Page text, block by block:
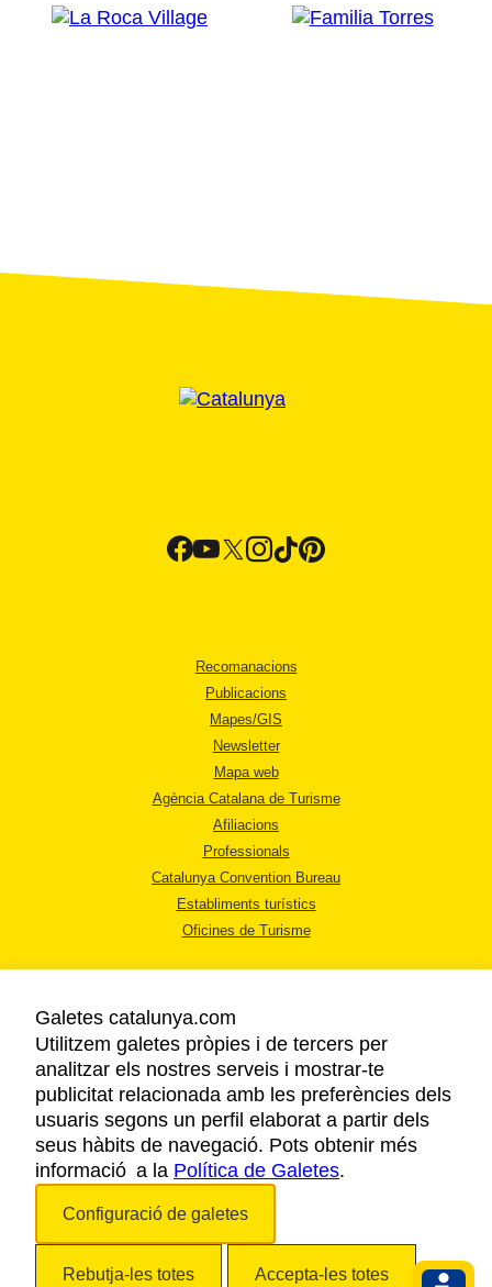
Recomanacions
Publicacions
Mapes/GIS
Newsletter
Mapa web
Agència Catalana de Turisme
Afiliacions
Professionals
Catalunya Convention Bureau
Establiments turístics
Oficines de Turisme
AVÍS LEGAL
POLÍTICA DE PRIVACITAT
COOKIES
ACCESSIBILITAT
Galetes catalunya.com
Utilitzem galetes pròpies i de tercers per
analitzar els nostres serveis i mostrar-te
publicitat relacionada amb les preferències dels
usuaris segons un perfil elaborat a partir dels
seus hàbits de navegació. Pots obtenir més
informació a la Política de Galetes.
Configuració de galetes
Rebutja-les totes Accepta-les totes